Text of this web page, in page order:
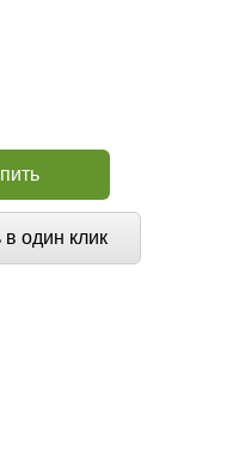
в один клик